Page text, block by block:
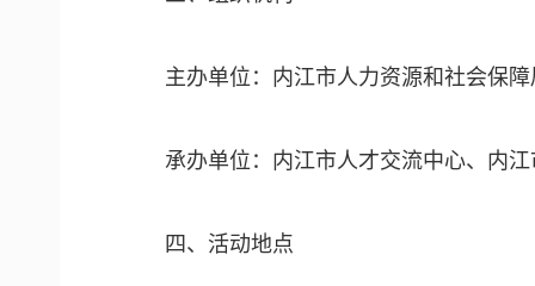
主办单位：内江市人力资源和社会保
承办单位：内江市人才交流中心、内
四、 活动地点